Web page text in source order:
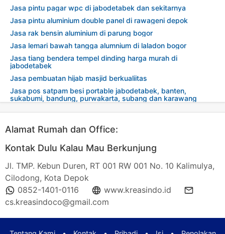
Jasa pintu pagar wpc di jabodetabek dan sekitarnya
Jasa pintu aluminium double panel di rawageni depok
Jasa rak bensin aluminium di parung bogor
Jasa lemari bawah tangga alumnium di laladon bogor
Jasa tiang bendera tempel dinding harga murah di
jabodetabek
Jasa pembuatan hijab masjid berkualiitas
Jasa pos satpam besi portable jabodetabek, banten,
sukabumi, bandung, purwakarta, subang dan karawang
Alamat Rumah dan Office:
Kontak Dulu Kalau Mau Berkunjung
Jl. TMP. Kebun Duren, RT 001 RW 001 No. 10 Kalimulya,
Cilodong, Kota Depok
0852-1401-0116
www.kreasindo.id
cs.kreasindoco@gmail.com